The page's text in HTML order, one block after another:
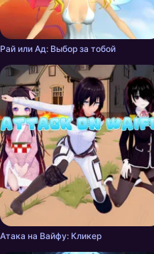
Рай или Ад: Выбор за тобой
Атака на Вайфу: Кликер